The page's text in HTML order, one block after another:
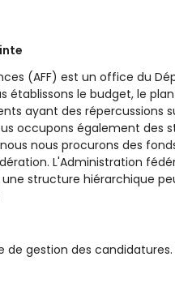
(AFF) est un office du
établissons le budget, le
ayant des répercussions
occupons également
nous procurons des
L'Administration
structure hiérarchique
gestion des candidatures.